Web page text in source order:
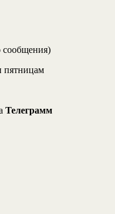
сообщения)
пятницам
Телеграмм